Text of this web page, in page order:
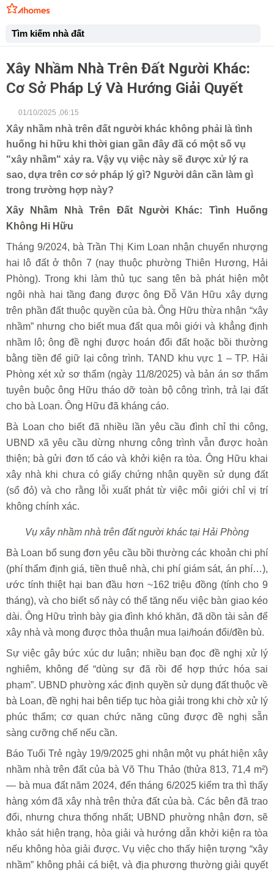
Tìm kiếm nhà đất
Xây Nhầm Nhà Trên Đất Người Khác:
Cơ Sở Pháp Lý Và Hướng Giải Quyết
01/10/2025 ,06:15
Xây nhầm nhà trên đất người khác không phải là tình
huống hi hữu khi thời gian gần đây đã có một số vụ
"xây nhầm" xảy ra. Vậy vụ việc này sẽ được xử lý ra
sao, dựa trên cơ sở pháp lý gì? Người dân cần làm gì
trong trường hợp này?
Xây Nhầm Nhà Trên Đất Người Khác: Tình Huống
Không Hi Hữu
Tháng 9/2024, bà Trần Thị Kim Loan nhận chuyển nhượng
hai lô đất ở thôn 7 (nay thuộc phường Thiên Hương, Hải
Phòng). Trong khi làm thủ tục sang tên bà phát hiện một
ngôi nhà hai tầng đang được ông Đỗ Văn Hữu xây dựng
trên phần đất thuộc quyền của bà. Ông Hữu thừa nhận “xây
nhầm” nhưng cho biết mua đất qua môi giới và khẳng định
nhầm lô; ông đề nghị được hoán đổi đất hoặc bồi thường
bằng tiền để giữ lại công trình. TAND khu vực 1 – TP. Hải
Phòng xét xử sơ thẩm (ngày 11/8/2025) và bản án sơ thẩm
tuyên buộc ông Hữu tháo dỡ toàn bộ công trình, trả lại đất
cho bà Loan. Ông Hữu đã kháng cáo.
Bà Loan cho biết đã nhiều lần yêu cầu đình chỉ thi công,
UBND xã yêu cầu dừng nhưng công trình vẫn được hoàn
thiện; bà gửi đơn tố cáo và khởi kiện ra tòa. Ông Hữu khai
xây nhà khi chưa có giấy chứng nhận quyền sử dụng đất
(sổ đỏ) và cho rằng lỗi xuất phát từ việc môi giới chỉ vị trí
không chính xác.
Vụ xây nhầm nhà trên đất người khác tại Hải Phòng
Bà Loan bổ sung đơn yêu cầu bồi thường các khoản chi phí
(phí thẩm định giá, tiền thuê nhà, chi phí giám sát, án phí…),
ước tính thiệt hại ban đầu hơn ~162 triệu đồng (tính cho 9
tháng), và cho biết số này có thể tăng nếu việc bàn giao kéo
dài. Ông Hữu trình bày gia đình khó khăn, đã dồn tài sản để
xây nhà và mong được thỏa thuận mua lại/hoán đổi/đền bù.
Sự việc gây bức xúc dư luận; nhiều bạn đọc đề nghị xử lý
nghiêm, không để “dùng sự đã rồi để hợp thức hóa sai
phạm”. UBND phường xác định quyền sử dụng đất thuộc về
bà Loan, đề nghị hai bên tiếp tục hòa giải trong khi chờ xử lý
phúc thẩm; cơ quan chức năng cũng được đề nghị sẵn
sàng cưỡng chế nếu cần.
Báo Tuổi Trẻ ngày 19/9/2025 ghi nhận một vụ phát hiện xây
nhầm nhà trên đất của bà Võ Thu Thảo (thửa 813, 71,4 m²)
— bà mua đất năm 2024, đến tháng 6/2025 kiểm tra thì thấy
hàng xóm đã xây nhà trên thửa đất của bà. Các bên đã trao
đổi, nhưng chưa thống nhất; UBND phường nhận đơn, sẽ
khảo sát hiện trạng, hòa giải và hướng dẫn khởi kiện ra tòa
nếu không hòa giải được. Vụ việc cho thấy hiện tượng “xây
nhầm” không phải cá biệt, và địa phương thường giải quyết